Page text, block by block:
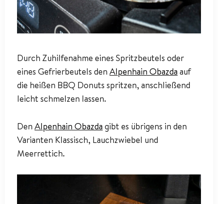
Durch Zuhilfenahme eines Spritzbeutels oder
eines Gefrierbeutels den Alpenhain Obazda auf
die heißen BBQ Donuts spritzen, anschließend
leicht schmelzen lassen.
Den Alpenhain Obazda gibt es übrigens in den
Varianten Klassisch, Lauchzwiebel und
Meerrettich.